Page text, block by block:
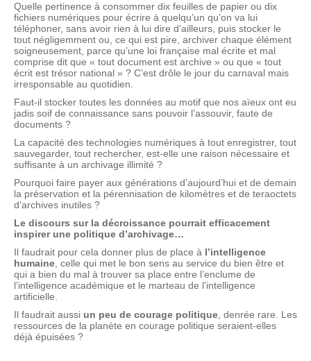
Quelle pertinence à consommer dix feuilles de papier ou dix
fichiers numériques pour écrire à quelqu’un qu’on va lui
téléphoner, sans avoir rien à lui dire d’ailleurs, puis stocker le
tout négligemment ou, ce qui est pire, archiver chaque élément
soigneusement, parce qu’une loi française mal écrite et mal
comprise dit que « tout document est archive » ou que « tout
écrit est trésor national » ? C’est drôle le jour du carnaval mais
irresponsable au quotidien.
Faut-il stocker toutes les données au motif que nos aïeux ont eu
jadis soif de connaissance sans pouvoir l’assouvir, faute de
documents ?
La capacité des technologies numériques à tout enregistrer, tout
sauvegarder, tout rechercher, est-elle une raison nécessaire et
suffisante à un archivage illimité ?
Pourquoi faire payer aux générations d’aujourd’hui et de demain
la préservation et la pérennisation de kilomètres et de teraoctets
d’archives inutiles ?
Le discours sur la décroissance pourrait efficacement
inspirer une politique d’archivage…
Il faudrait pour cela donner plus de place à l’intelligence
humaine , celle qui met le bon sens au service du bien être et
qui a bien du mal à trouver sa place entre l’enclume de
l’intelligence académique et le marteau de l’intelligence
artificielle.
Il faudrait aussi un peu de courage politique , denrée rare. Les
ressources de la planète en courage politique seraient-elles
déjà épuisées ?